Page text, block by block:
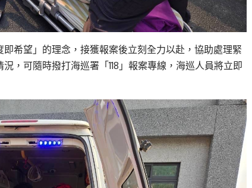
希望」的理念，接獲報案後立刻全力以赴，協助處理緊
，可隨時撥打海巡署「118」報案專線，海巡人員將立即